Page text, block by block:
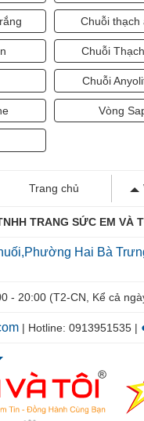
Chuỗi thạch
Chuỗi
Chuỗi
Vòng
Trang chủ
TRANG SỨC EM VÀ
Hai Bà
- 20:00 (T2-CN, Kể cả
| Hotline: 0913951535 |